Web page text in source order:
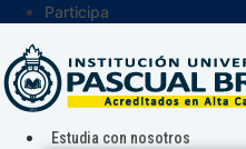
Participa
Estudia con nosotros